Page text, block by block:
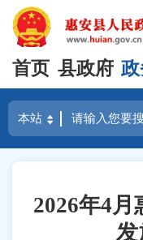
首页 县政府
2026年4月
发